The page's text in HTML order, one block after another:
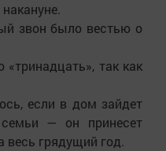
звон было вестью о
«тринадцать», так как
если в дом зайдет
— он принесет
весь грядущий год.